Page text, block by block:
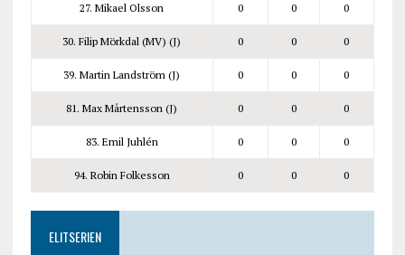
27. Mikael Olsson 0 0 0
30. Filip Mörkdal (MV) (J) 0 0 0
39. Martin Landström (J) 0 0 0
81. Max Mårtensson (J) 0 0 0
83. Emil Juhlén 0 0 0
94. Robin Folkesson 0 0 0
ELITSERIEN